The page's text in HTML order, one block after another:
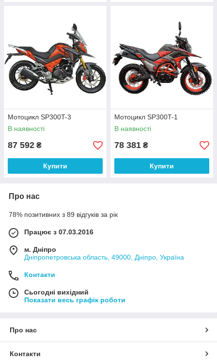
Мотоцикл SP300T-3
В наявності
87 592 ₴
Купити
Мотоцикл SP300T-1
В наявності
78 381 ₴
Купити
Про нас
78% позитивних з 89 відгуків за рік
Працює з 07.03.2016
м. Дніпро
Дніпропетровська область, 49000, Дніпро, Україна
Контакти
Сьогодні вихідний
Показати весь графік роботи
Про нас
Контакти